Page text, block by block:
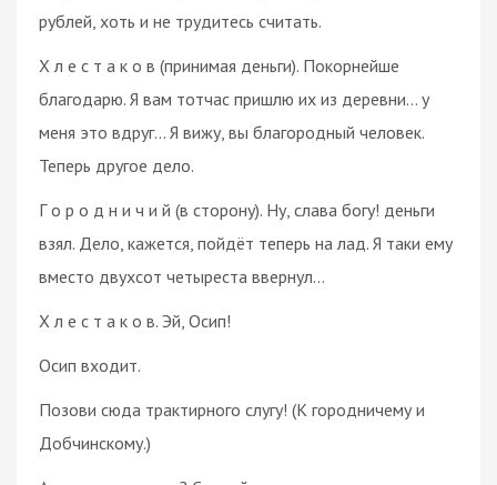
рублей, хоть и не трудитесь считать.
Х л е с т а к о в (принимая деньги). Покорнейше
благодарю. Я вам тотчас пришлю их из деревни… у
меня это вдруг... Я вижу, вы благородный человек.
Теперь другое дело.
Г о р о д н и ч и й (в сторону). Ну, слава богу! деньги
взял. Дело, кажется, пойдёт теперь на лад. Я таки ему
вместо двухсот четыреста ввернул...
Х л е с т а к о в. Эй, Осип!
Осип входит.
Позови сюда трактирного слугу! (К городничему и
Добчинскому.)